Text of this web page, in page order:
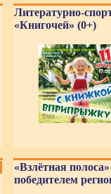
Литературно-
«Книгочей» (0+)
«Взлётная
победителем